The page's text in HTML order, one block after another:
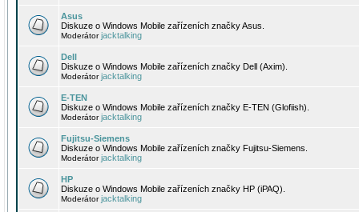
Asus
Diskuze o Windows Mobile zařízeních značky Asus.
Moderátorjacktalking
Dell
Diskuze o Windows Mobile zařízeních značky Dell (Axim).
Moderátorjacktalking
E-TEN
Diskuze o Windows Mobile zařízeních značky E-TEN (Glofiish).
Moderátorjacktalking
Fujitsu-Siemens
Diskuze o Windows Mobile zařízeních značky Fujitsu-Siemens.
Moderátorjacktalking
HP
Diskuze o Windows Mobile zařízeních značky HP (iPAQ).
Moderátorjacktalking